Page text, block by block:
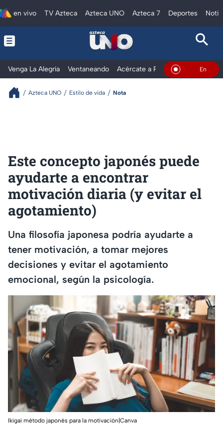
en vivo TV Azteca Azteca UNO Azteca 7 Deportes
Venga La Alegría Ventaneando Acércate a Rocío Al Extremo
En Vivo
Azteca UNO Estilo de vida Nota
Este concepto japonés puede
ayudarte a encontrar
motivación diaria (y evitar el
agotamiento)
Una filosofía japonesa podría ayudarte a
tener motivación, a tomar mejores
decisiones y evitar el agotamiento
emocional, según la psicología.
Ikigai método japonés para la motivación|Canva